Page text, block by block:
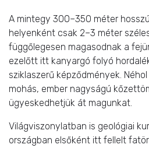
A mintegy 300–350 méter
helyenként csak 2–3 méter
függőlegesen magasodnak a
ezelőtt itt kanyargó folyó
sziklaszerű képződmények.
mohás, ember nagyságú
ügyeskedhetjük át magunkat.
Világviszonylatban is geológiai
országban elsőként itt fellelt